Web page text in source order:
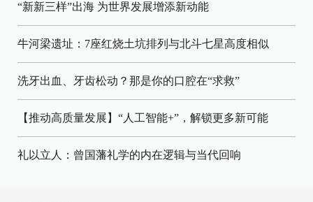
“新新三样”出海 为世界发展增添新动能
牛河梁遗址：7座红烧土坑排列与北斗七星高度相似
洗牙出血、牙齿松动？那是你的口腔在“求救”
【推动高质量发展】“人工智能+”，解锁更多新可能
礼以立人：曾国藩礼学的内在逻辑与当代回响